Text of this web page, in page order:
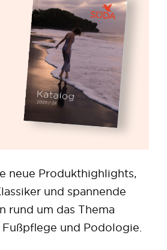
neue Produkthighlights,
und spannende
rund um das Thema
und Podologie.